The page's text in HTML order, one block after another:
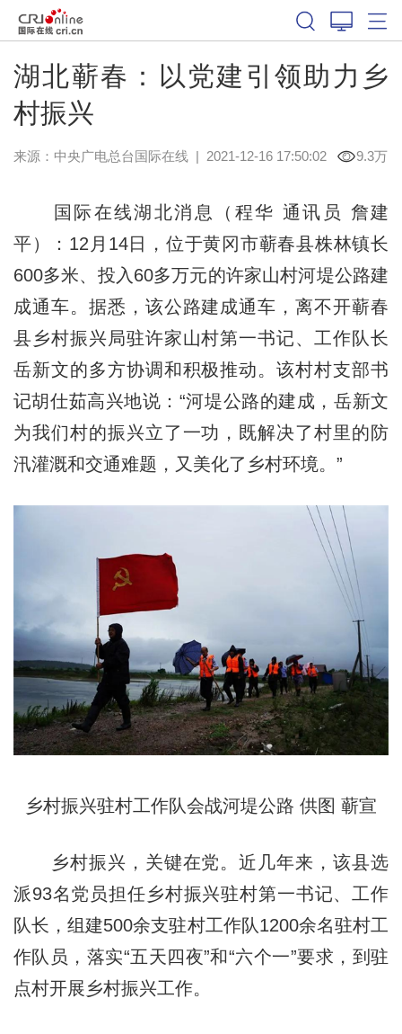
湖北蕲春：以党建引领助力乡
村振兴
来源： 中央广电总台国际在线| 2021-12-16 17:50:02 9.3万
国际在线湖北消息（程华 通讯员 詹建
平）：12月14日，位于黄冈市蕲春县株林镇长
600多米、投入60多万元的许家山村河堤公路建
成通车。据悉，该公路建成通车，离不开蕲春
县乡村振兴局驻许家山村第一书记、工作队长
岳新文的多方协调和积极推动。该村村支部书
记胡仕茹高兴地说：“河堤公路的建成，岳新文
为我们村的振兴立了一功，既解决了村里的防
汛灌溉和交通难题，又美化了乡村环境。”
乡村振兴驻村工作队会战河堤公路 供图 蕲宣
乡村振兴，关键在党。近几年来，该县选
派93名党员担任乡村振兴驻村第一书记、工作
队长，组建500余支驻村工作队1200余名驻村工
作队员，落实“五天四夜”和“六个一”要求，到驻
点村开展乡村振兴工作。